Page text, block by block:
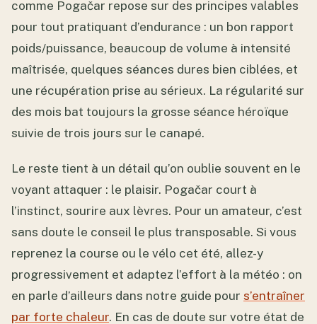
comme Pogačar repose sur des principes valables
pour tout pratiquant d’endurance : un bon rapport
poids/puissance, beaucoup de volume à intensité
maîtrisée, quelques séances dures bien ciblées, et
une récupération prise au sérieux. La régularité sur
des mois bat toujours la grosse séance héroïque
suivie de trois jours sur le canapé.
Le reste tient à un détail qu’on oublie souvent en le
voyant attaquer : le plaisir. Pogačar court à
l’instinct, sourire aux lèvres. Pour un amateur, c’est
sans doute le conseil le plus transposable. Si vous
reprenez la course ou le vélo cet été, allez-y
progressivement et adaptez l’effort à la météo : on
en parle d’ailleurs dans notre guide pour s’entraîner
par forte chaleur. En cas de doute sur votre état de